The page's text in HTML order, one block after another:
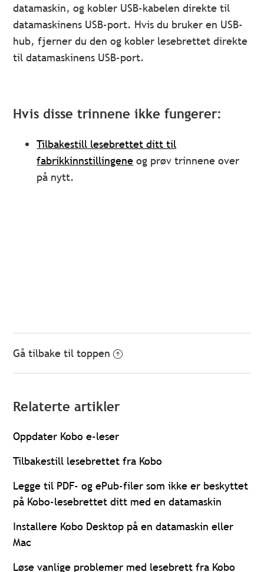
datamaskin, og kobler USB-kabelen direkte til
datamaskinens USB-port. Hvis du bruker en USB-
hub, fjerner du den og kobler lesebrettet direkte
til datamaskinens USB-port.
Hvis disse trinnene ikke fungerer:
Tilbakestill lesebrettet ditt til
fabrikkinnstillingene og prøv trinnene over
på nytt.
Gå tilbake til toppen
Relaterte artikler
Oppdater Kobo e-leser
Tilbakestill lesebrettet fra Kobo
Legge til PDF- og ePub-filer som ikke er beskyttet
på Kobo-lesebrettet ditt med en datamaskin
Installere Kobo Desktop på en datamaskin eller
Mac
Løse vanlige problemer med lesebrett fra Kobo